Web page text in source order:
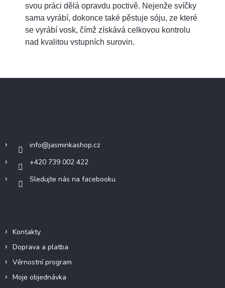
svou práci dělá opravdu poctivě. Nejenže svíčky
sama vyrábí, dokonce také pěstuje sóju, ze které
se vyrábí vosk, čímž získává celkovou kontrolu
nad kvalitou vstupních surovin.
info@jasminkashop.cz
+420 739 002 422
Sledujte nás na facebooku
Kontakty
Doprava a platba
Věrnostní program
Moje objednávka